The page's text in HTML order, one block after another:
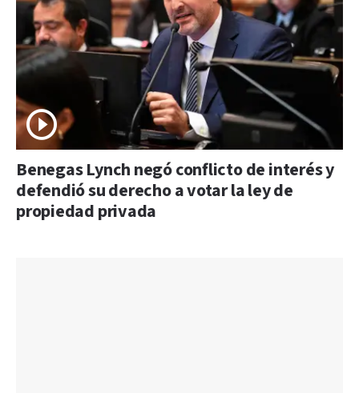
Benegas Lynch negó conflicto de interés y
defendió su derecho a votar la ley de
propiedad privada